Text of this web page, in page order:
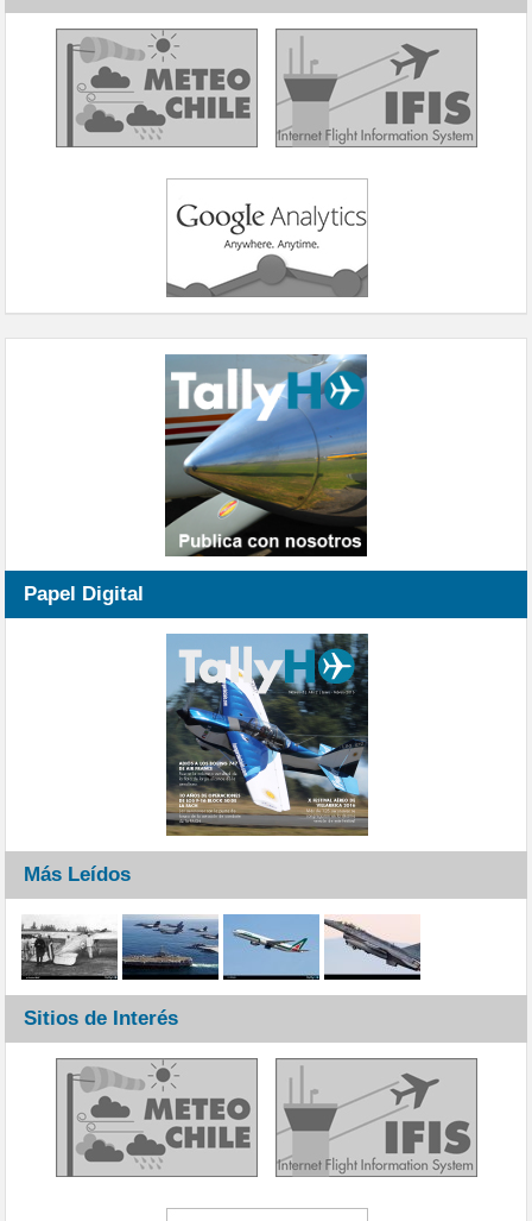
Papel Digital
Más Leídos
Sitios de Interés